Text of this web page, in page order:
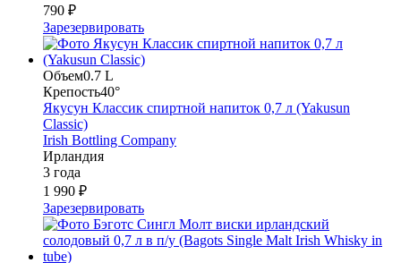
790 ₽
Зарезервировать
Объем0.7 L
Крепость40°
Якусун Классик спиртной напиток 0,7 л (Yakusun
Classic)
Irish Bottling Company
Ирландия
3 года
1 990 ₽
Зарезервировать